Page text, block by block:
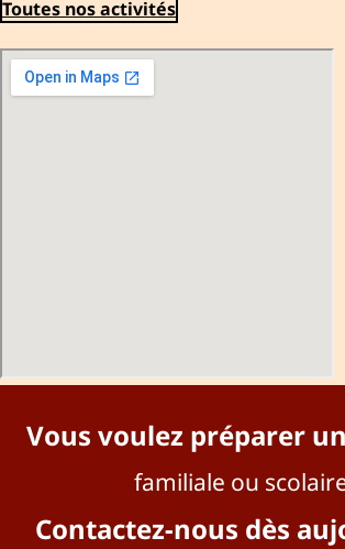
Toutes nos activités
Vous voulez préparer
familiale ou
Contactez-nous dès